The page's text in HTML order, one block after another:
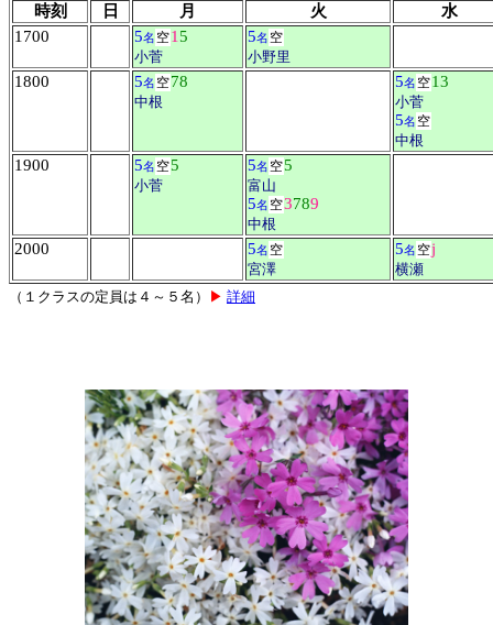
時刻 日 月 火
水
1700
5名 空1 5
小菅
5名 空
小野里
1800 5名 空78
中根
5名 空13
小菅
5名 空
中根
1900 5名 空5
小菅
5名 空5
富山
5名 空3789
中根
2000 5名 空
宮澤
5名 空j
横瀬
（１クラスの定員は４～５名）
▶ 詳細